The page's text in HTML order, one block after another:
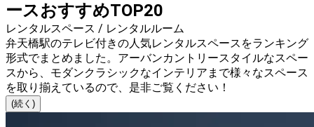
ースおすすめTOP20
レンタルスペース / レンタルルーム
弁天橋駅のテレビ付きの人気レンタルスペースをランキング
形式でまとめました。アーバンカントリースタイルなスペー
スから、モダンクラシックなインテリアまで様々なスペース
を取り揃えているので、是非ご覧ください！
(続く)